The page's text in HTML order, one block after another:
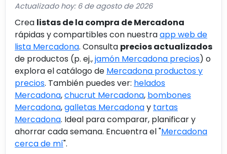
Actualizado hoy: 6 de agosto de 2026
Crea listas de la compra de Mercadona
rápidas y compartibles con nuestraapp web de
lista Mercadona. Consulta precios actualizados
de productos (p. ej.,jamón Mercadona precios) o
explora el catálogo de Mercadona productos y
precios. También puedes ver: helados
Mercadona,chucrut Mercadona, bombones
Mercadona,galletas Mercadonay tartas
Mercadona. Ideal para comparar, planificar y
ahorrar cada semana. Encuentra el "Mercadona
cerca de mí".